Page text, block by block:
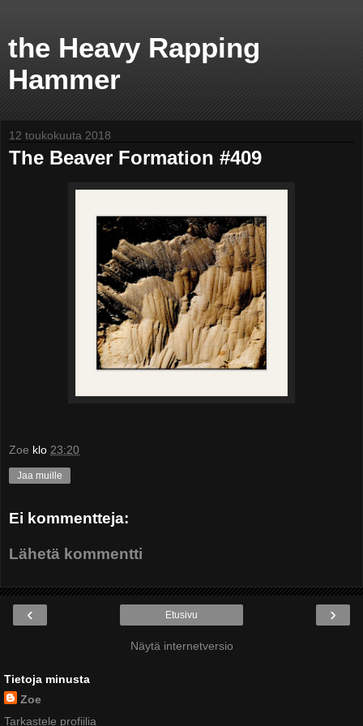
the Heavy Rapping
Hammer
12 toukokuuta 2018
The Beaver Formation #409
Zoe klo 23:20
Jaa muille
Ei kommentteja:
Lähetä kommentti
‹ ›
Etusivu
Näytä internetversio
Tietoja minusta
Zoe
Tarkastele profiilia